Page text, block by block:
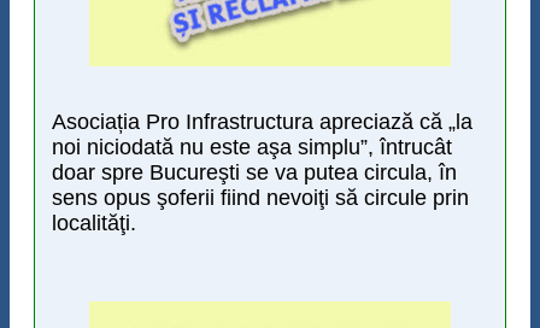
Asociația Pro Infrastructura apreciază că „la
noi niciodată nu este aşa simplu”, întrucât
doar spre Bucureşti se va putea circula, în
sens opus şoferii fiind nevoiţi să circule prin
localităţi.